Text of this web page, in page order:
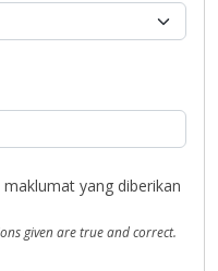
yang diberikan
given are true and correct.